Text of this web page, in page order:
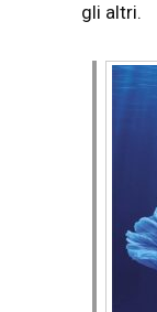
gli altri.